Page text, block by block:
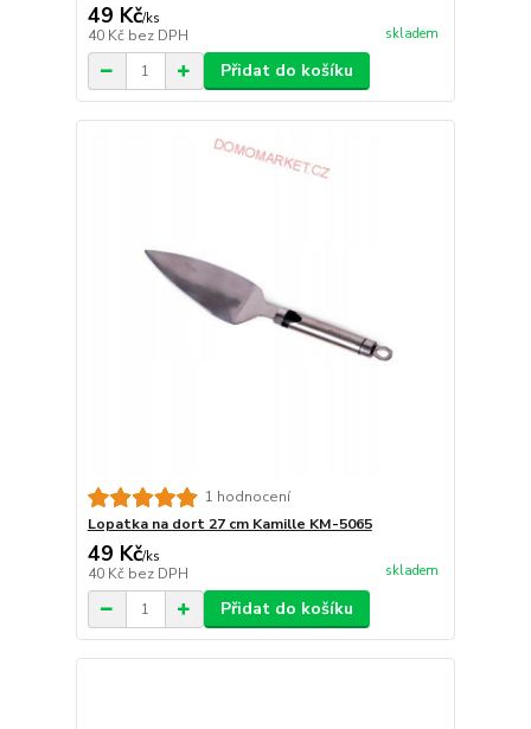
49 Kč/ks
40 Kč bez DPH skladem
Přidat do košíku
1 hodnocení
Lopatka na dort 27 cm Kamille KM-5065
49 Kč/ks
40 Kč bez DPH skladem
Přidat do košíku